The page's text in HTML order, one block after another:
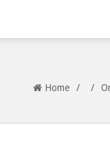
Home / /